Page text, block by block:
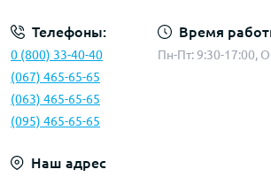
Телефоны:
0 (800) 33-40-40
(067) 465-65-65
(063) 465-65-65
(095) 465-65-65
Время
Пн-Пт: 9:30-17:00,
Наш адрес